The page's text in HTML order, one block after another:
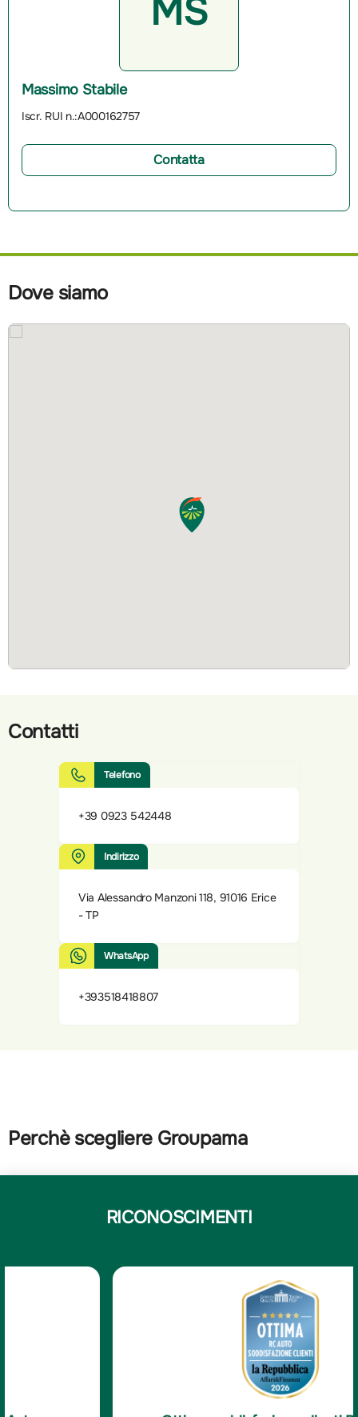
MS
Massimo Stabile
Iscr. RUI n.:A000162757
Contatta
Dove siamo
Contatti
Telefono
+39 0923 542448
Indirizzo
Via Alessandro Manzoni 118, 91016 Erice
- TP
WhatsApp
+393518418807
Perchè scegliere Groupama
RICONOSCIMENTI